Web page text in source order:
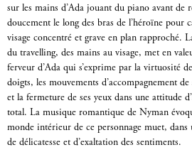
sur les mains d’Ada jouant du piano avant de
doucement le long des bras de l’héroïne pour
visage concentré et grave en plan rapproché.
du travelling, des mains au visage, met en
ferveur d’Ada qui s’exprime par la virtuosité
doigts, les mouvements d’accompagnement de
et la fermeture de ses yeux dans une attitude
total. La musique romantique de Nyman
monde intérieur de ce personnage muet, dans
de délicatesse et d’exaltation des sentiments.